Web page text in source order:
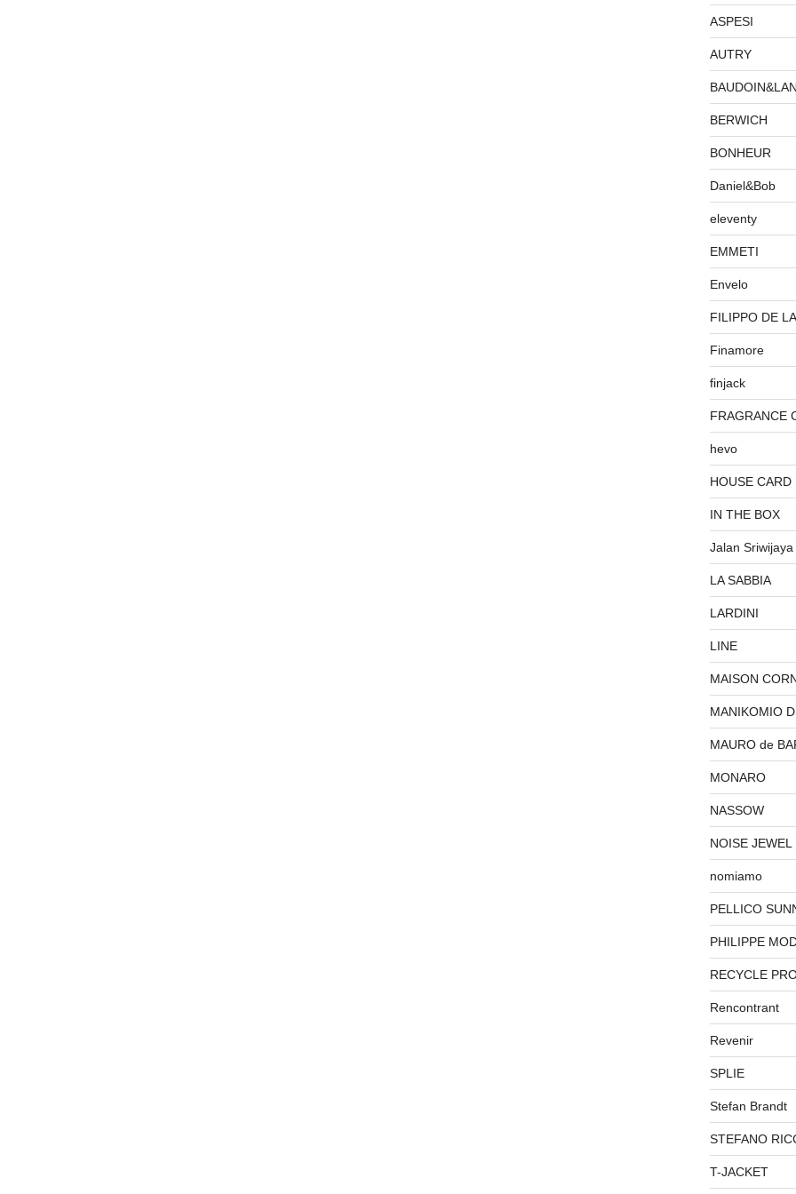
ASPESI
AUTRY
BERWICH
BONHEUR
Daniel&Bob
eleventy
EMMETI
Envelo
FILIPPO DE
Finamore
finjack
FRAGRANCE
hevo
HOUSE CARD
IN THE BOX
Jalan Sriwijaya
LA SABBIA
LARDINI
LINE
MAISON
MANIKOMIO
MAURO de
MONARO
NASSOW
NOISE JEWEL
nomiamo
PELLICO
PHILIPPE
RECYCLE
Rencontrant
Revenir
SPLIE
Stefan Brandt
STEFANO
T-JACKET